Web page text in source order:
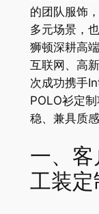
的团队服饰
多元场景，
狮顿深耕高
互联网、高
次成功携手
POLO衫定
稳、兼具质
一、
工装